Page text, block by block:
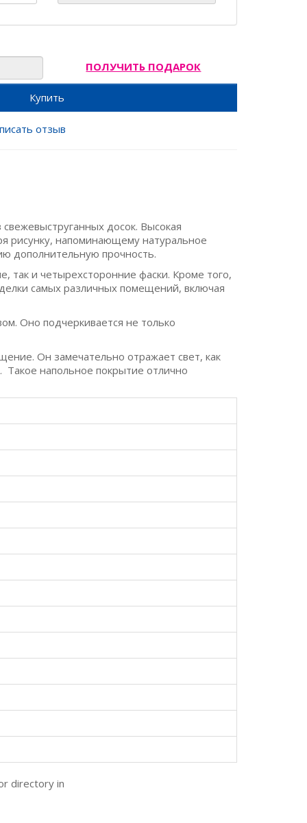
ПОЛУЧИТЬ ПОДАРОК
Купить
отзыв
досок. Высокая
рисунку, напоминающему натуральное
дополнительную прочность.
так и четырехсторонние фаски. Кроме того,
самых различных помещений, включая
Оно подчеркивается не только
Он замечательно отражает свет, как
Такое напольное покрытие отлично
directory in